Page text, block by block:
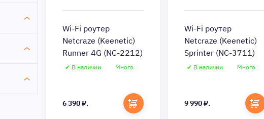
Wi-Fi роутер
Netcraze (Keenetic)
Runner 4G (NC-2212)
✔ В наличии Много
6 390 ₽.
Wi-Fi роутер
Netcraze (Keenetic)
Sprinter (NC-3711)
✔ В наличии Много
9 990 ₽.
Быстрый просмотр Быстрый просмотр